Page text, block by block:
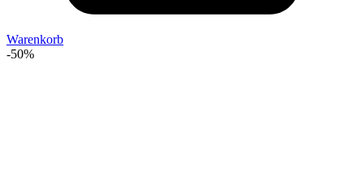
Warenkorb
-50%